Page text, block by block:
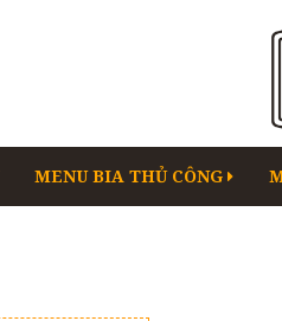
MENU BIA THỦ CÔNG